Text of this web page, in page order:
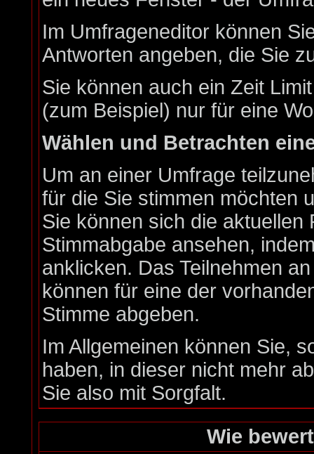
Im Umfrageneditor können
Antworten angeben, die Sie
Sie können auch ein Zeit
(zum Beispiel) nur für eine
Wählen und Betrachten
Um an einer Umfrage
für die Sie stimmen möchten
Sie können sich die
Stimmabgabe ansehen,
anklicken. Das Teilnehmen
können für eine der
Stimme abgeben.
Im Allgemeinen können Sie,
haben, in dieser nicht mehr
Sie also mit Sorgfalt.
Wie